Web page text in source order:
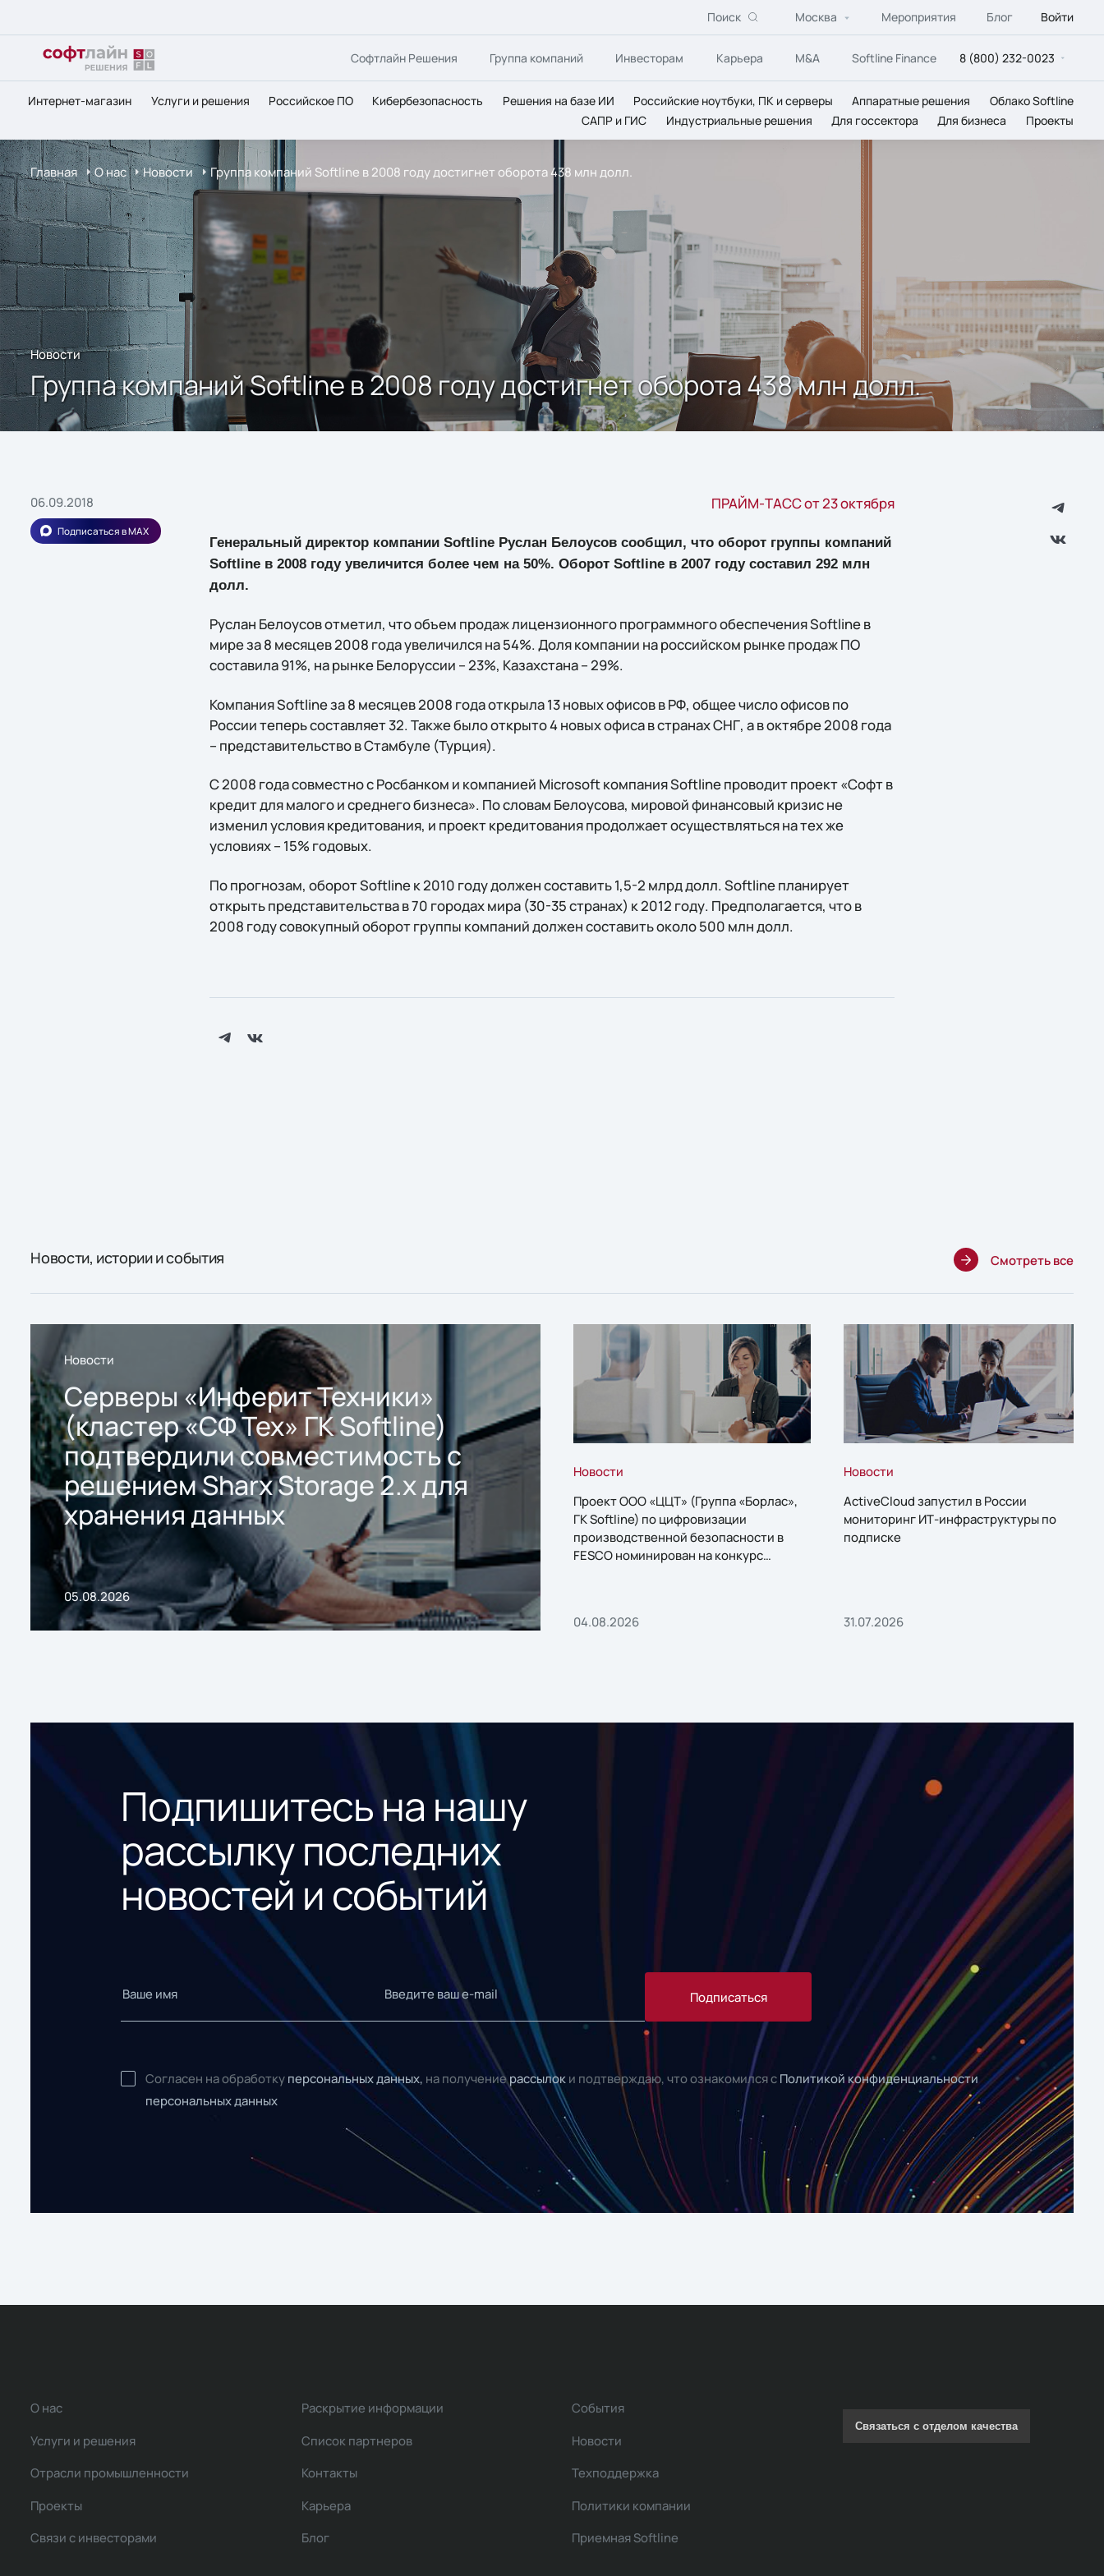
Поиск Москва Мероприятия Блог Войти
Софтлайн Решения Группа компаний Инвесторам Карьера M&A Softline Finance 8 (800) 232-0023
Интернет-магазин Услуги и решения Российское ПО Кибербезопасность Решения на базе ИИ Российские ноутбуки, ПК и серверы Аппаратные решения
Облако Softline
САПР и ГИС
Индустриальные решения Для госсектора Для бизнеса Проекты
Главная О нас Новости Группа компаний Softline в 2008 году достигнет оборота 438 млн долл.
Новости
Группа компаний Softline в 2008 году достигнет оборота 438 млн долл.
06.09.2018
Подписаться в MAX
ПРАЙМ-ТАСС от 23 октября
Генеральный директор компании Softline Руслан Белоусов сообщил, что оборот группы компаний
Softline в 2008 году увеличится более чем на 50%. Оборот Softline в 2007 году составил 292 млн
долл.
Руслан Белоусов отметил, что объем продаж лицензионного программного обеспечения Softline в
мире за 8 месяцев 2008 года увеличился на 54%. Доля компании на российском рынке продаж ПО
составила 91%, на рынке Белоруссии – 23%, Казахстана – 29%.
Компания Softline за 8 месяцев 2008 года открыла 13 новых офисов в РФ, общее число офисов по
России теперь составляет 32. Также было открыто 4 новых офиса в странах СНГ, а в октябре 2008 года
– представительство в Стамбуле (Турция).
C 2008 года совместно с Росбанком и компанией Microsoft компания Softline проводит проект «Софт в
кредит для малого и среднего бизнеса». По словам Белоусова, мировой финансовый кризис не
изменил условия кредитования, и проект кредитования продолжает осуществляться на тех же
условиях – 15% годовых.
По прогнозам, оборот Softline к 2010 году должен составить 1,5-2 млрд долл. Softline планирует
открыть представительства в 70 городах мира (30-35 странах) к 2012 году. Предполагается, что в
2008 году совокупный оборот группы компаний должен составить около 500 млн долл.
Новости, истории и события Смотреть все
Новости
Серверы «Инферит Техники»
(кластер «СФ Тех» ГК Softline)
подтвердили совместимость с
решением Sharx Storage 2.x для
хранения данных
05.08.2026
Новости
Проект ООО «ЦЦТ» (Группа «Борлас»,
ГК Softline) по цифровизации
производственной безопасности в
FESCO номинирован на конкурс
04.08.2026
Новости
ActiveCloud запустил в России
мониторинг ИТ-инфраструктуры по
подписке
31.07.2026
Подпишитесь на нашу
рассылку последних
новостей и событий
Подписаться
Согласен на обработку персональных данных, на получениерассылок и подтверждаю, что ознакомился с Политикой конфиденциальности
персональных данных
О нас
Услуги и решения
Отрасли промышленности
Проекты
Связи с инвесторами
Раскрытие информации
Список партнеров
Контакты
Карьера
Блог
События
Новости
Техподдержка
Политики компании
Приемная Softline
Связаться с отделом качества